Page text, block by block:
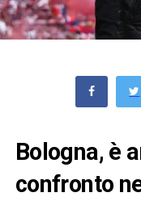
Bologna, è
confronto